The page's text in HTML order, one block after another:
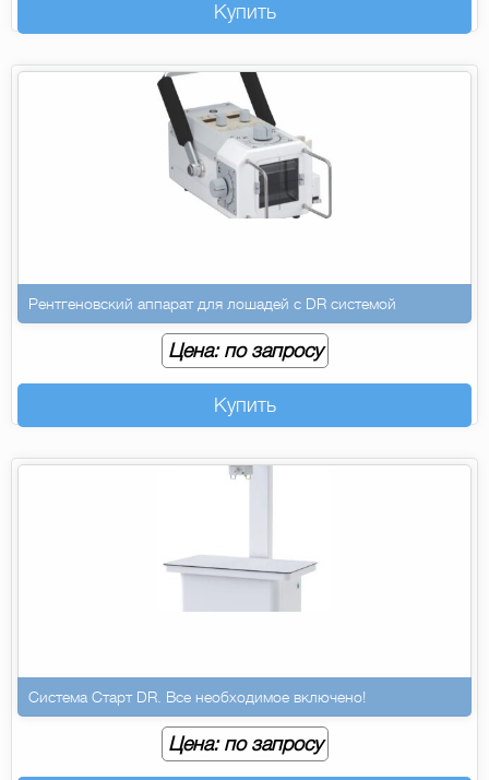
Купить
Рентгеновский аппарат для лошадей с DR системой
Цена: по запросу
Купить
Система Старт DR. Все необходимое включено!
Цена: по запросу